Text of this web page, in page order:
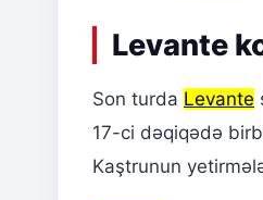
Levante
Son turda Levante
17-ci dəqiqədə
Kaştrunun